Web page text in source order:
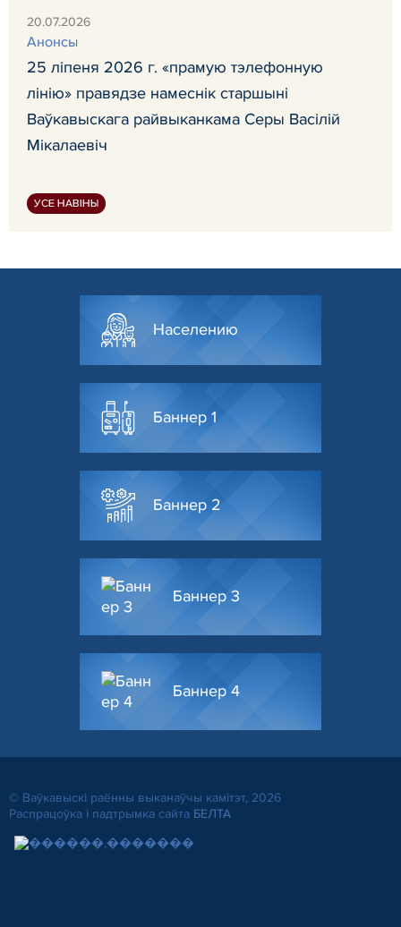
20.07.2026
Анонсы
25 ліпеня 2026 г. «прамую тэлефонную
лінію» правядзе намеснік старшыні
Ваўкавыскага райвыканкама Серы Васілій
Мікалаевіч
УСЕ НАВІНЫ
Населению
Баннер 1
Баннер 2
Баннер 3
Баннер 4
© Ваўкавыскі раённы выканаўчы камітэт, 2026
Распрацоўка і падтрымка сайта БЕЛТА